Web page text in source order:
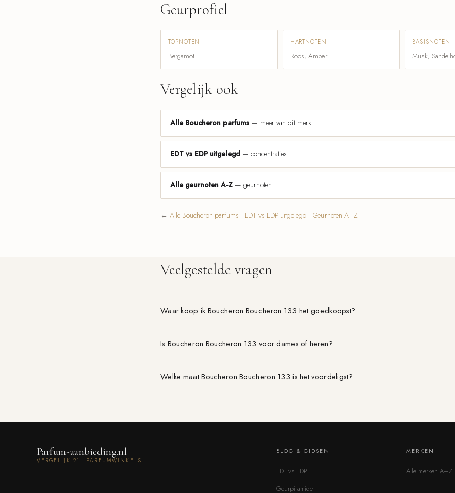
Geurprofiel
TOPNOTEN
Bergamot
HARTNOTEN
Roos, Amber
BASISNOTEN
Musk,
Vergelijk ook
Alle Boucheron parfums — meer van dit merk
EDT vs EDP uitgelegd — concentraties
Alle geurnoten A-Z — geurnoten
← Alle Boucheron parfums · EDT vs EDP uitgelegd · Geurnoten A–Z
Veelgestelde vragen
Waar koop ik Boucheron Boucheron 133 het goedkoopst?
Is Boucheron Boucheron 133 voor dames of heren?
Welke maat Boucheron Boucheron 133 is het voordeligst?
Parfum-aanbieding.nl
VERGELIJK 21+ PARFUMWINKELS
BLOG & GIDSEN
EDT vs EDP
Geurpiramide
MERKEN
Alle merken A–Z